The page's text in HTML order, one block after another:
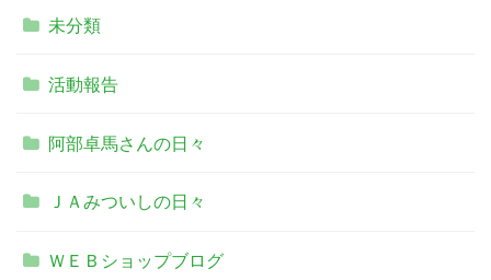
未分類
活動報告
阿部卓馬さんの日々
ＪＡみついしの日々
ＷＥＢショップブログ